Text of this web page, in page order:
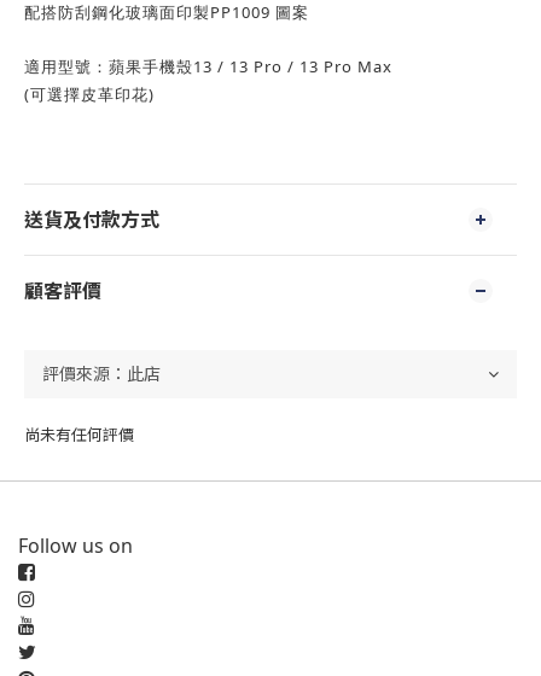
配搭防刮鋼化玻璃面印製 PP1009 圖案
適用型號：蘋果手機殼13 / 13 Pro / 13 Pro Max
(可選擇皮革印花)
送貨及付款方式
顧客評價
尚未有任何評價
Follow us on